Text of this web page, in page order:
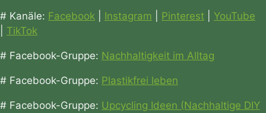
# Kanäle: Facebook Instagram Pinterest
YouTube
TikTok
# Facebook-Gruppe: Nachhaltigkeit im Alltag
# Facebook-Gruppe: Plastikfrei leben
# Facebook-Gruppe: Upcycling Ideen (Nachhaltige DIY